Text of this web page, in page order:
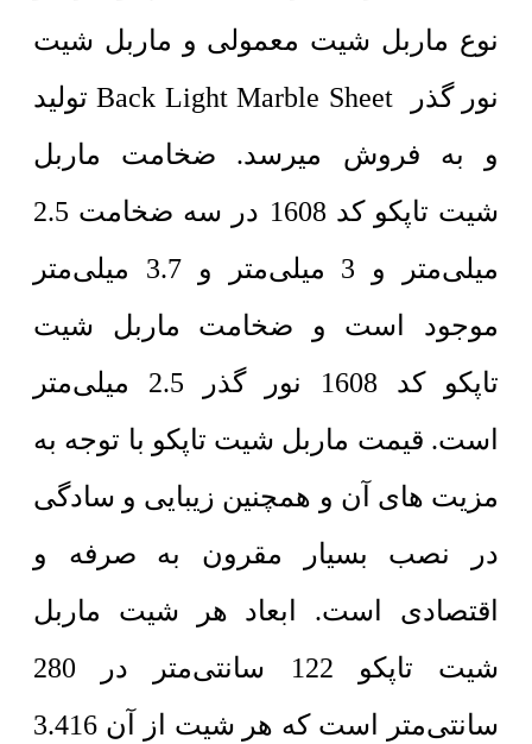
نوع ماربل شیت معمولی و ماربل شیت
نور گذر Back Light Marble Sheet تولید
و به فروش میرسد. ضخامت ماربل
شیت تاپکو کد 1608 در سه ضخامت 2.5
میلی‌متر و 3 میلی‌متر و 3.7 میلی‌متر
موجود است و ضخامت ماربل شیت
تاپکو کد 1608 نور گذر 2.5 میلی‌متر
است. قیمت ماربل شیت تاپکو با توجه به
مزیت های آن و همچنین زیبایی و سادگی
در نصب بسیار مقرون به صرفه و
اقتصادی است. ابعاد هر شیت ماربل
شیت تاپکو 122 سانتی‌متر در 280
سانتی‌متر است که هر شیت از آن 3.416